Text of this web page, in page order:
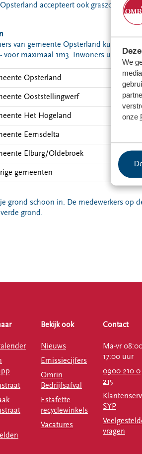
We
onze
Opsterland accepteert ook graszoden
van gemeente Opsterland kunnen
voor maximaal 1m3. Inwoners uit de
Opsterland
Ooststellingwerf
Het Hogeland
Eemsdelta
Elburg/Oldebroek
gemeenten
grond schoon in. De medewerkers op
grond.
Bekijk ook
Nieuws
Emissiecijfers
Omrin
Bedrijfsafval
Estafette
recyclewinkels
Vacatures
Contact
Ma-vr
17:00 uur
0900 210 0
215
SYP
vragen